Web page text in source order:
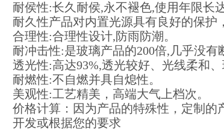
耐侯性:长久耐侯,永不褪色,使用年限长达
耐久性产品对内置光源具有良好的保护
合理性:合理性设计,防雨防潮。
耐冲击性:是玻璃产品的200倍,几乎没有
透光性:高达93%,透光较好、光线柔和、
耐燃性:不自燃并具自熄性。
美观性:工艺精美，高端大气上档次。
价格计算：因为产品的特殊性，定制的
开发或根据您的要求